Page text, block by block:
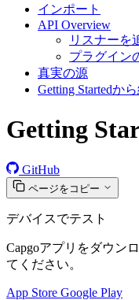
インポート
API Overview
リスナーを
プラグイン
真実の源
Getting Startedか
Getting
GitHub
ページをコピー
デバイスでテスト
Capgoアプリをダウン
てください。
App Store Google Play